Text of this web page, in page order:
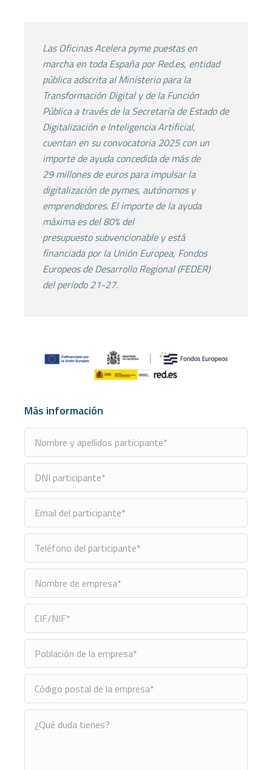
Las Oficinas Acelera pyme puestas en
marcha en todaEspaña por Red.es, entidad
pública adscrita al Ministeriopara la
Transformación Digital y de la Función
Pública a través de la Secretaría de Estado de
Digitalización eInteligencia Artificial,
cuentan en su convocatoria 2025con un
importe de ayuda concedida de más de
29millones de euros para impulsar la
digitalización depymes, autónomos y
emprendedores. El importe de laayuda
máxima es del 80% del
presupuestosubvencionable y está
financiada por la Unión Europea, Fondos
Europeos de Desarrollo Regional (FEDER)
delperiodo 21-27.
Más información